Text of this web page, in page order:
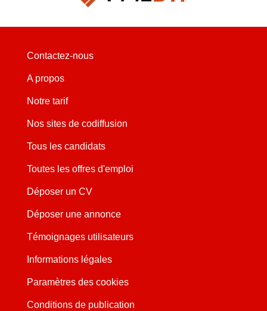
Contactez-nous
A propos
Notre tarif
Nos sites de codiffusion
Tous les candidats
Toutes les offres d'emploi
Déposer un CV
Déposer une annonce
Témoignages utilisateurs
Informations légales
Paramètres des cookies
Conditions de publication